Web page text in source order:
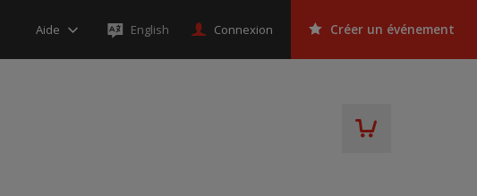
Aide English Connexion Créer un événement